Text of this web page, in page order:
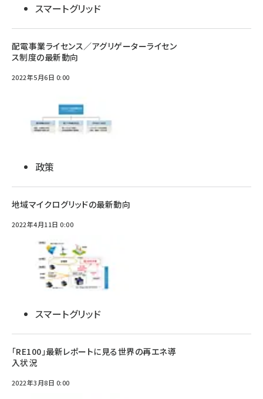
スマートグリッド
配電事業ライセンス／アグリゲーターライセン
ス制度の最新動向
2022年5月6日 0:00
政策
地域マイクログリッドの最新動向
2022年4月11日 0:00
スマートグリッド
「RE100」最新レポートに見る世界の再エネ導
入状況
2022年3月8日 0:00